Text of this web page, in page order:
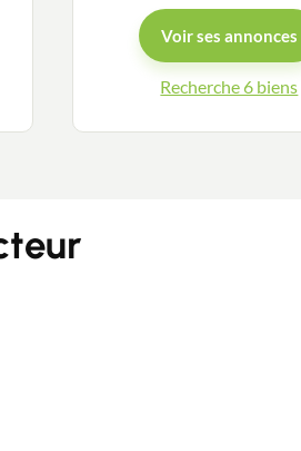
Voir ses annonces
Recherche 6 biens